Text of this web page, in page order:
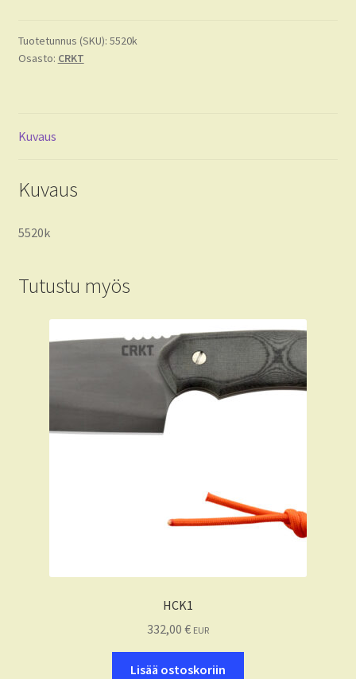
Tuotetunnus (SKU): 5520k
Osasto: CRKT
Kuvaus
Kuvaus
5520k
Tutustu myös
HCK1
332,00 € EUR
Lisää ostoskoriin